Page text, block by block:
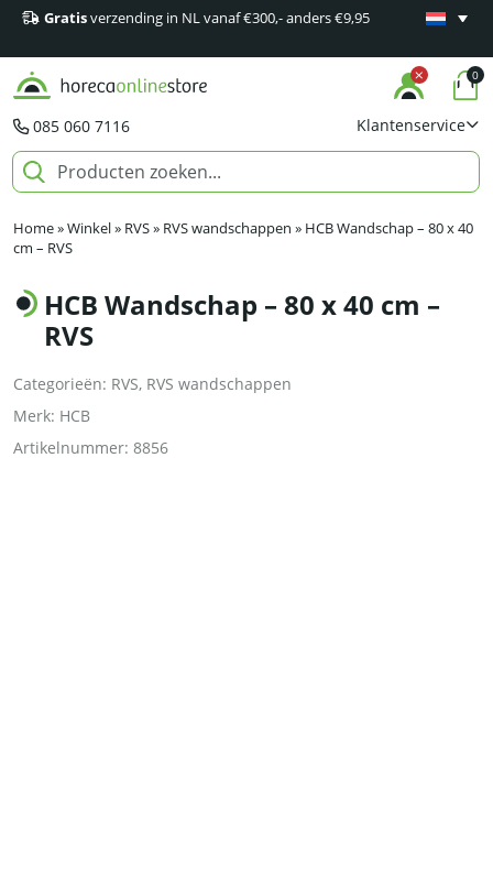
Gratisverzending in NL vanaf €300,- anders €9,95
Minimaal
085 060 7116 Klantenservice
0
Home»Winkel» RVS» RVS wandschappen » HCB Wandschap – 80 x 40
cm – RVS
HCB Wandschap – 80 x 40 cm –
RVS
Categorieën: RVS, RVS wandschappen
Merk: HCB
Artikelnummer: 8856